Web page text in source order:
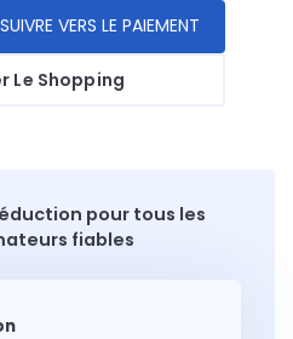
Le Shopping
pour tous les
fiables